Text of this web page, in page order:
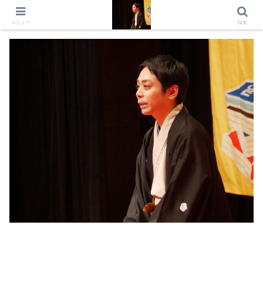
出演情報 出演依頼 日記 プロフィール
メニュー 検索